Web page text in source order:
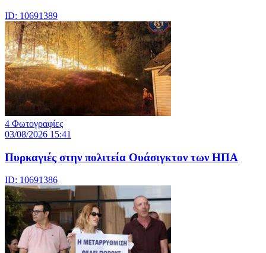
ID: 10691389
4 Φωτογραφίες
03/08/2026 15:41
Πυρκαγιές στην πολιτεία Ουάσιγκτον των ΗΠΑ
ID: 10691386